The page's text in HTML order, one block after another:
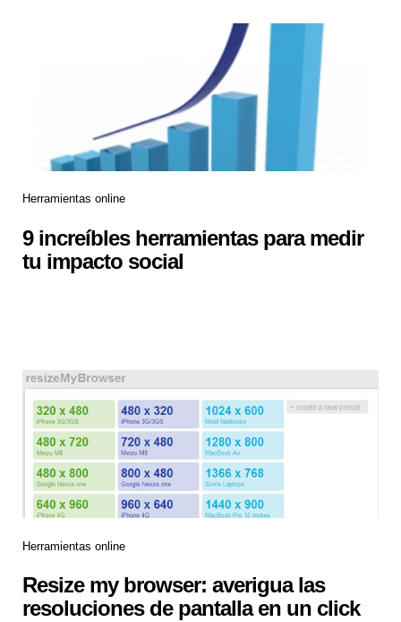
Herramientas online
9 increíbles herramientas para medir
tu impacto social
Herramientas online
Resize my browser: averigua las
resoluciones de pantalla en un click